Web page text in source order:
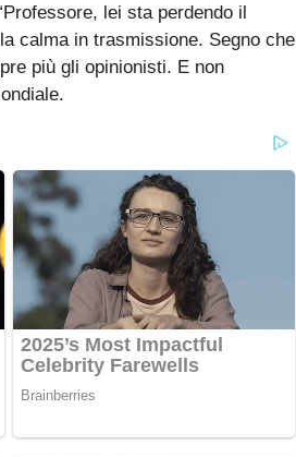
lei sta perdendo il
calma in trasmissione. Segno che
più gli opinionisti. E non